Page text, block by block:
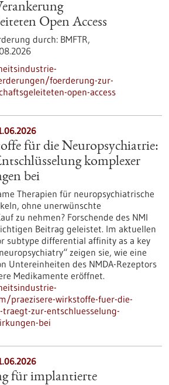
Open Access
durch: BMFTR,
foerderung-zur-
open-access
für die Neuropsychiatrie:
komplexer
bei
Therapien für neuropsychiatrische
ohne unerwünschte
zu nehmen? Forschende des NMI
Beitrag geleistet. Im aktuellen
subtype differential affinity as a key
zeigen sie, wie eine
Untereinheiten des NMDA-Rezeptors
Medikamente eröffnet.
praezisere-wirkstoffe-fuer-die-
zur-entschluesselung-
bei
für implantierte